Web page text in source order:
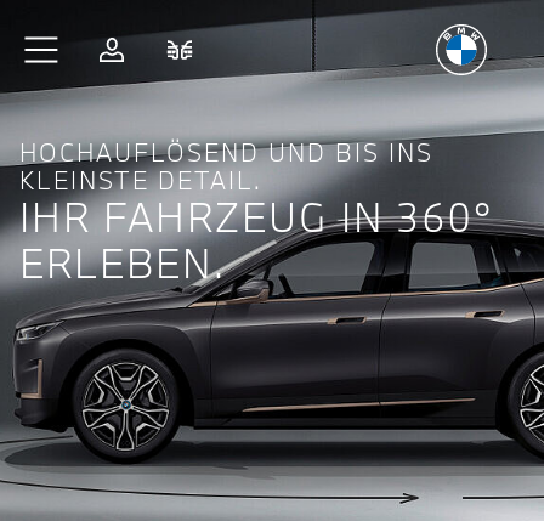
Zum Hauptinhalt springen
AnmeldenFahrzeugvergleich
Freudeam Fahren
HOCHAUFLÖSEND UND BIS INS
KLEINSTE DETAIL.
IHR FAHRZEUG IN 360°
ERLEBEN.